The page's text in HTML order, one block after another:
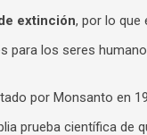
extinción, por lo que
para los seres
por Monsanto en
prueba científica de